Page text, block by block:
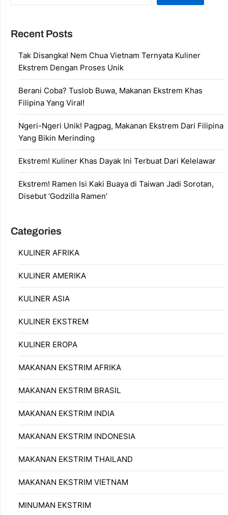
Recent Posts
Tak Disangka! Nem Chua Vietnam Ternyata Kuliner
Ekstrem Dengan Proses Unik
Berani Coba? Tuslob Buwa, Makanan Ekstrem Khas
Filipina Yang Viral!
Ngeri-Ngeri Unik! Pagpag, Makanan Ekstrem Dari Filipina
Yang Bikin Merinding
Ekstrem! Kuliner Khas Dayak Ini Terbuat Dari Kelelawar
Ekstrem! Ramen Isi Kaki Buaya di Taiwan Jadi Sorotan,
Disebut ‘Godzilla Ramen’
Categories
KULINER AFRIKA
KULINER AMERIKA
KULINER ASIA
KULINER EKSTREM
KULINER EROPA
MAKANAN EKSTRIM AFRIKA
MAKANAN EKSTRIM BRASIL
MAKANAN EKSTRIM INDIA
MAKANAN EKSTRIM INDONESIA
MAKANAN EKSTRIM THAILAND
MAKANAN EKSTRIM VIETNAM
MINUMAN EKSTRIM